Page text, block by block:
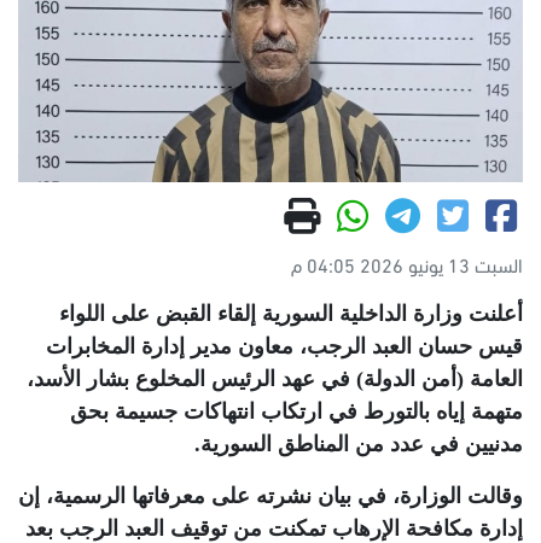
السبت 13 يونيو 2026 04:05 م
أعلنت وزارة الداخلية السورية إلقاء القبض على اللواء
قيس حسان العبد الرجب، معاون مدير إدارة المخابرات
العامة (أمن الدولة) في عهد الرئيس المخلوع بشار الأسد،
متهمة إياه بالتورط في ارتكاب انتهاكات جسيمة بحق
مدنيين في عدد من المناطق السورية.
وقالت الوزارة، في بيان نشرته على معرفاتها الرسمية، إن
إدارة مكافحة الإرهاب تمكنت من توقيف العبد الرجب بعد